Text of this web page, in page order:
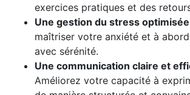
exercices pratiques et des
Une gestion du stress
maîtriser votre anxiété et à
avec sérénité.
Une communication claire et
Améliorez votre capacité à